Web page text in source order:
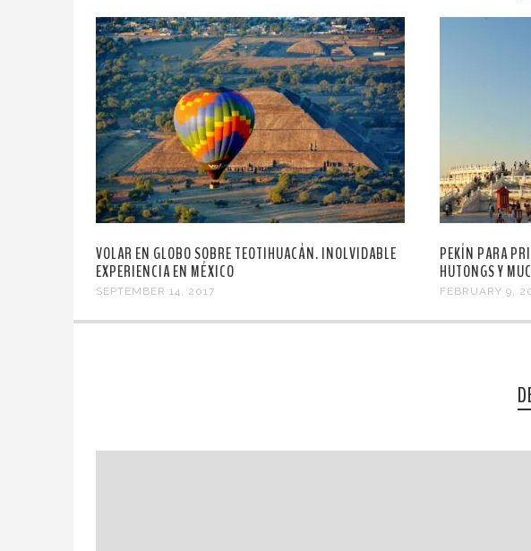
VOLAR EN GLOBO SOBRE TEOTIHUACÁN. INOLVIDABLE
EXPERIENCIA EN MÉXICO
SEPTEMBER 14, 2017
PEKÍN PARA
HUTONGS Y
FEBRUARY 9,